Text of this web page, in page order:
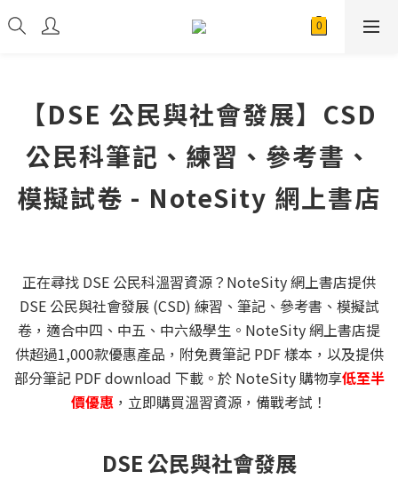
【DSE 公民與社會發展】CSD
公民科筆記、練習、參考書、
模擬試卷 - NoteSity 網上書店
正在尋找 DSE 公民科溫習資源？NoteSity 網上書店提供
DSE 公民與社會發展 (CSD) 練習、筆記、參考書、模擬試
卷，適合中四、中五、中六級學生。NoteSity 網上書店提
供超過1,000款優惠產品，附免費筆記 PDF 樣本，以及提供
部分筆記 PDF download 下載。於 NoteSity 購物享低至半
價優惠 ，立即購買溫習資源，備戰考試！
DSE 公民與社會發展